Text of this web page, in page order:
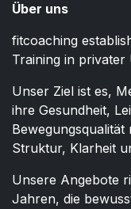
Über uns
fitcoaching
Training in privater
Unser Ziel ist es,
ihre Gesundheit,
Struktur, Klarheit
Unsere Angebote
Jahren, die